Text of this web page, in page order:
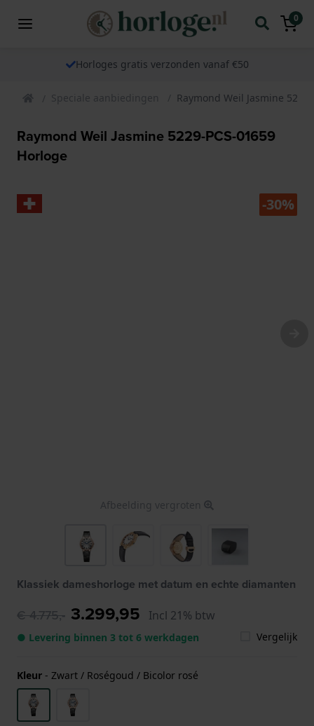
0
Horloges gratis verzonden vanaf €50
Speciale aanbiedingen Raymond Weil Jasmine
Raymond Weil Jasmine 5229-PCS-01659
Horloge
-30%
Afbeelding vergroten
Klassiek dameshorloge met datum en echte diamanten
€ 4.775,- 3.299,95 Incl 21% btw
● Levering binnen 3 tot 6 werkdagen Vergelijk
Kleur - Zwart / Roségoud / Bicolor rosé